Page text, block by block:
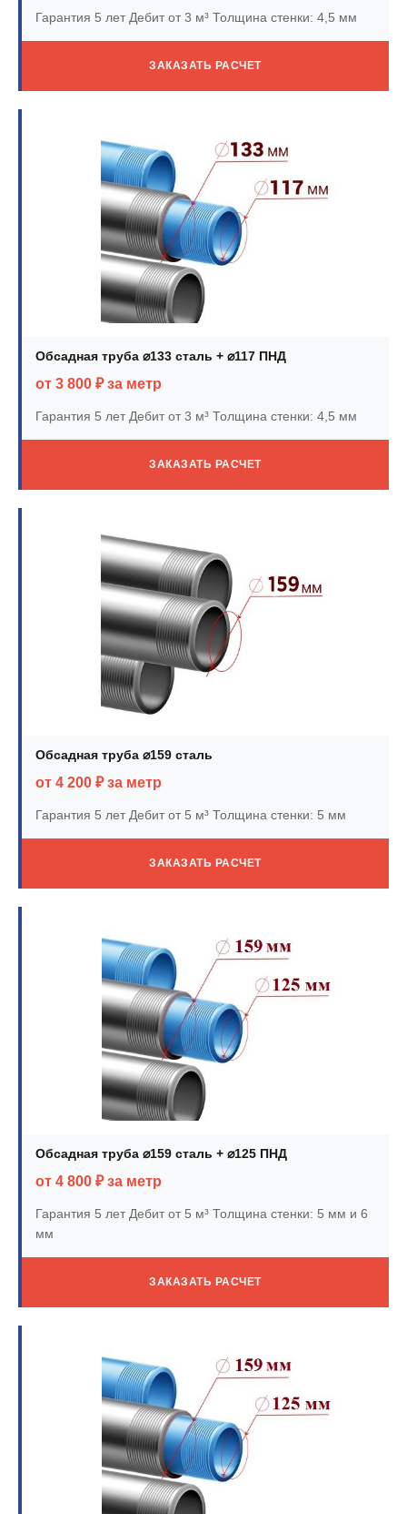
Гарантия 5 летДебит от 3 м³ Толщина стенки: 4,5 мм
ЗАКАЗАТЬ РАСЧЕТ
Обсадная труба ⌀133 сталь + ⌀117 ПНД
от 3 800 ₽ за метр
Гарантия 5 летДебит от 3 м³ Толщина стенки: 4,5 мм
ЗАКАЗАТЬ РАСЧЕТ
Обсадная труба ⌀159 сталь
от 4 200 ₽ за метр
Гарантия 5 летДебит от 5 м³ Толщина стенки: 5 мм
ЗАКАЗАТЬ РАСЧЕТ
Обсадная труба ⌀159 сталь + ⌀125 ПНД
от 4 800 ₽ за метр
Гарантия 5 летДебит от 5 м³ Толщина стенки: 5 мм и 6
мм
ЗАКАЗАТЬ РАСЧЕТ